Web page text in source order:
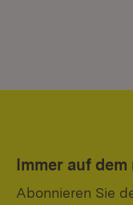
Immer auf
Abonnieren Sie